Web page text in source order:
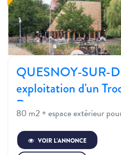
QUESNOY-SUR-
exploitation d'un
De…
80 m2 + espace extérieur
VOIR L’ANNONCE